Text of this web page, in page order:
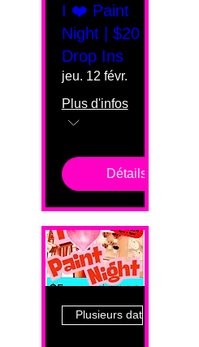
I ❤️ Paint
Night | $20
Drop Ins
jeu. 12 févr.
Plus d'infos
Détails
Plusieurs dates